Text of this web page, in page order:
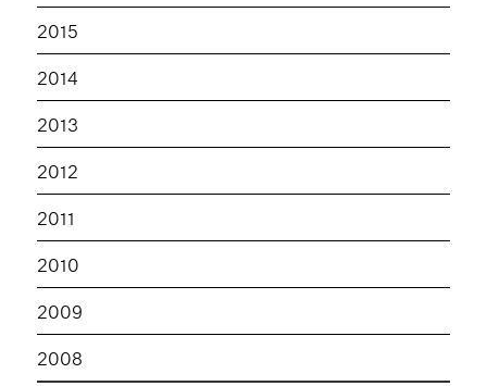
2015
2014
2013
2012
2011
2010
2009
2008